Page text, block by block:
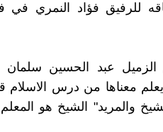
للرفيق فؤاد النمري في
الزميل عبد الحسين
معناها من درس الاسلام
والمريد" الشيخ هو